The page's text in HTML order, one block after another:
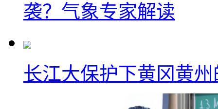
袭？气象专家解读
长江大保护下黄冈黄